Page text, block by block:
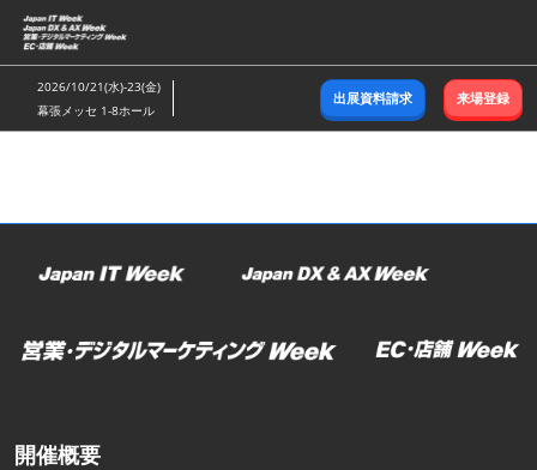
ス
キ
ッ
し
む
2026/10/21(水)-23(金)
幕張メッセ 1-8ホール
出展資料請求 来場登録
開催概要